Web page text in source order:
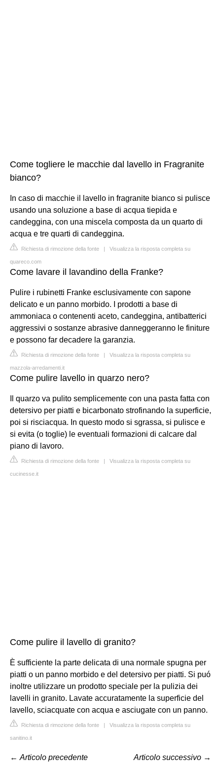
Come togliere le macchie dal lavello in Fragranite
bianco?
In caso di macchie il lavello in fragranite bianco si pulisce
usando una soluzione a base di acqua tiepida e
candeggina, con una miscela composta da un quarto di
acqua e tre quarti di candeggina.
Richiesta di rimozione della fonte | Visualizza la risposta completa su
quareco.com
Come lavare il lavandino della Franke?
Pulire i rubinetti Franke esclusivamente con sapone
delicato e un panno morbido. I prodotti a base di
ammoniaca o contenenti aceto, candeggina, antibatterici
aggressivi o sostanze abrasive danneggeranno le finiture
e possono far decadere la garanzia.
Richiesta di rimozione della fonte | Visualizza la risposta completa su
mazzola-arredamenti.it
Come pulire lavello in quarzo nero?
Il quarzo va pulito semplicemente con una pasta fatta con
detersivo per piatti e bicarbonato strofinando la superficie,
poi si risciacqua. In questo modo si sgrassa, si pulisce e
si evita (o toglie) le eventuali formazioni di calcare dal
piano di lavoro.
Richiesta di rimozione della fonte | Visualizza la risposta completa su
cucinesse.it
Come pulire il lavello di granito?
È sufficiente la parte delicata di una normale spugna per
piatti o un panno morbido e del detersivo per piatti. Si puó
inoltre utilizzare un prodotto speciale per la pulizia dei
lavelli in granito. Lavate accuratamente la superficie del
lavello, sciacquate con acqua e asciugate con un panno.
Richiesta di rimozione della fonte | Visualizza la risposta completa su
sanitino.it
← Articolo precedente
Articolo successivo →